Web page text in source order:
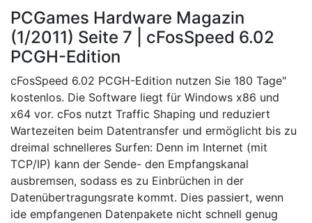
PCGames Hardware Magazin
(1/2011) Seite 7 | cFosSpeed 6.02
PCGH-Edition
"cFosSpeed 6.02 PCGH-Edition nutzen Sie 180 Tage
kostenlos. Die Software liegt für Windows x86 und
x64 vor. cFos nutzt Traffic Shaping und reduziert
Wartezeiten beim Datentransfer und ermöglicht bis zu
dreimal schnelleres Surfen: Denn im Internet (mit
TCP/IP) kann der Sende- den Empfangskanal
ausbremsen, sodass es zu Einbrüchen in der
Datenübertragungsrate kommt. Dies passiert, wenn
ide empfangenen Datenpakete nicht schnell genug